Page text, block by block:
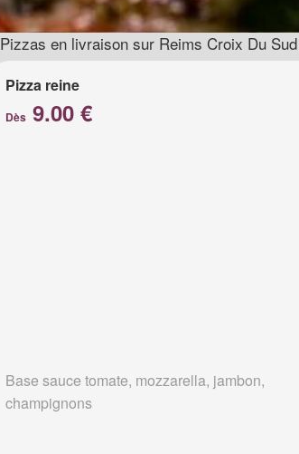
Pizzas en livraison sur Reims Croix Du
Pizza reine
Dès9.00 €
Base sauce tomate, mozzarella, jambon,
champignons